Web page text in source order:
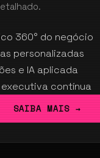
360° do negócio
personalizadas
e IA aplicada
contínua
SAIBA MAIS →